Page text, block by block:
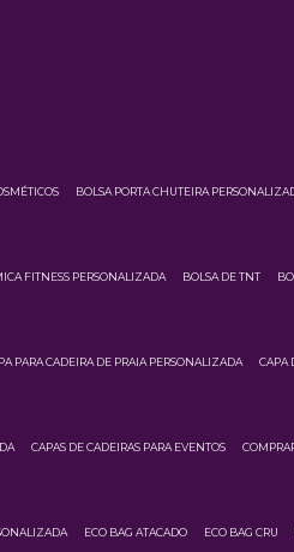
BOLSA PORTA CHUTEIRA
FITNESS PERSONALIZADA BOLSA DE TNT
PARA CADEIRA DE PRAIA PERSONALIZADA CAPA
CAPAS DE CADEIRAS PARA EVENTOS
ECO BAG ATACADO ECO BAG CRU